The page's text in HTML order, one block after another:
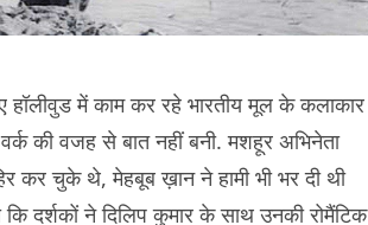
में काम कर रहे भारतीय मूल के कलाकार
की वजह से बात नहीं बनी. मशहूर अभिनेता
कर चुके थे, मेहबूब ख़ान ने हामी भी भर दी थी
दर्शकों ने दिलिप कुमार के साथ उनकी रोमैंटिक